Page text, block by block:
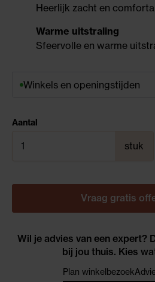
Heerlijk zacht en
Warme uitstraling
Sfeervolle en warme
Winkels en openingstijden
Aantal
stuk
Vraag gratis
Wil je advies van een expert?
bij jou thuis. Kies
Plan winkelbezoek